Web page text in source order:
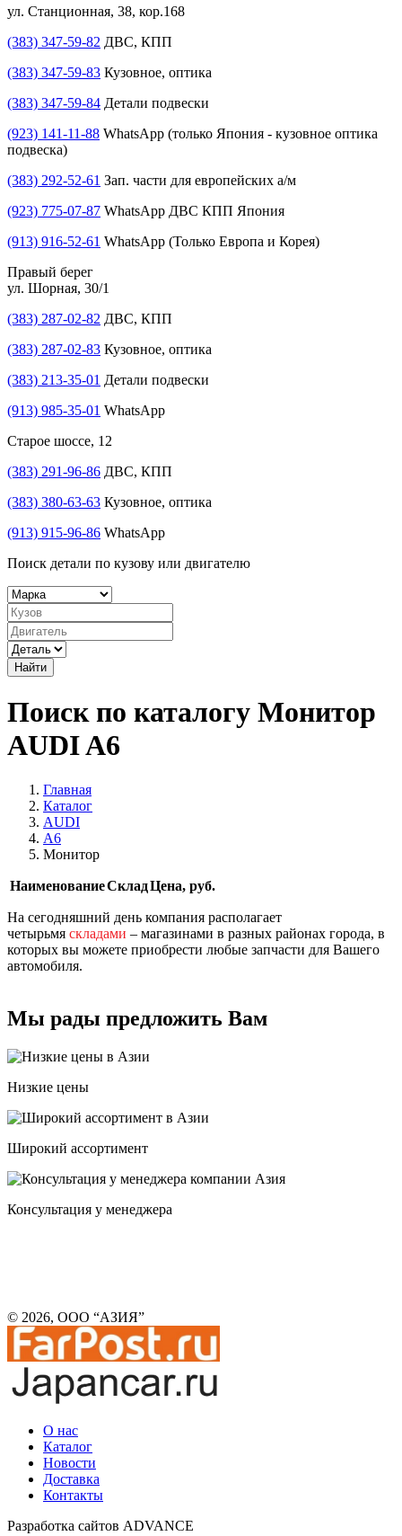
ул. Станционная, 38, кор.168
(383) 347-59-82 ДВС, КПП
(383) 347-59-83 Кузовное, оптика
(383) 347-59-84 Детали подвески
(923) 141-11-88 WhatsApp (только Япония - кузовное оптика
подвеска)
(383) 292-52-61 Зап. части для европейских а/м
(923) 775-07-87 WhatsApp ДВС КПП Япония
(913) 916-52-61 WhatsApp (Только Европа и Корея)
Правый берег
ул. Шорная, 30/1
(383) 287-02-82 ДВС, КПП
(383) 287-02-83 Кузовное, оптика
(383) 213-35-01 Детали подвески
(913) 985-35-01 WhatsApp
Старое шоссе, 12
(383) 291-96-86 ДВС, КПП
(383) 380-63-63 Кузовное, оптика
(913) 915-96-86 WhatsApp
Поиск детали по кузову или двигателю
Найти
Поиск по каталогу Монитор
AUDI A6
Главная
Каталог
AUDI
A6
Монитор
НаименованиеСкладЦена, руб.
На сегодняшний день компания располагает
четырьмя складами – магазинами в разных районах города, в
которых вы можете приобрести любые запчасти для Вашего
автомобиля.
Мы рады предложить Вам
Низкие цены
Широкий ассортимент
Консультация у менеджера
© 2026, ООО “АЗИЯ”
О нас
Каталог
Новости
Доставка
Контакты
Разработка сайтов ADVANCE